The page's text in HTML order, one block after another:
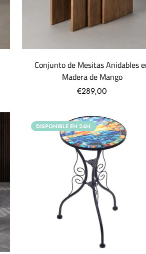
Conjunto de Mesitas Anidables
Madera de Mango
€289,00
DISPONIBLE EN 24H.